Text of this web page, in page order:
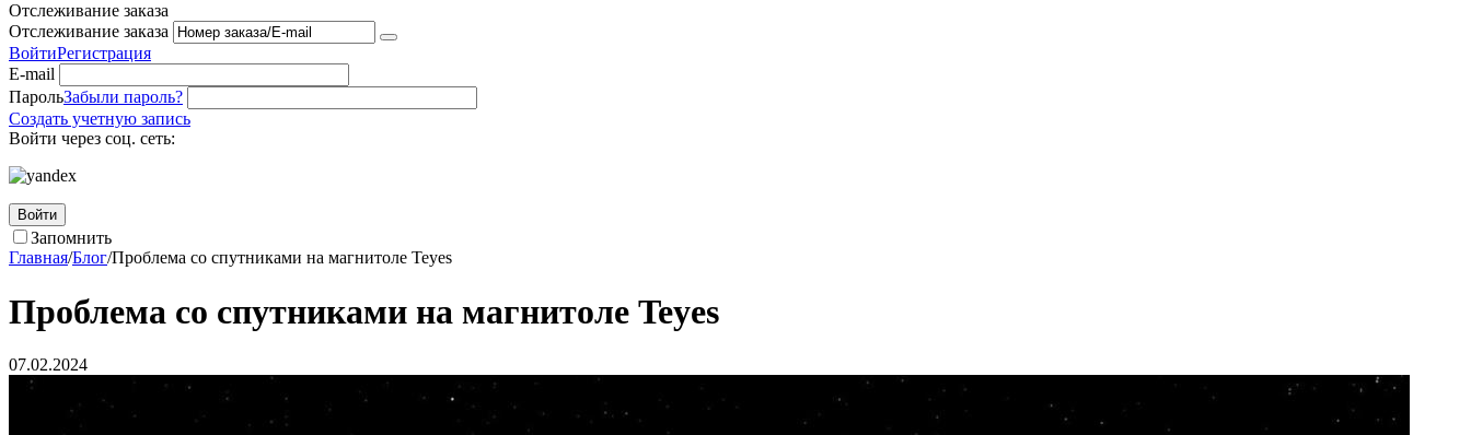
Отслеживание заказа
Отслеживание заказа
ВойтиРегистрация
E-mail
ПарольЗабыли пароль?
Создать учетную запись
Войти через соц. сеть:
Войти
Запомнить
Главная/Блог/Проблема со спутниками на магнитоле Teyes
Проблема со спутниками на магнитоле Teyes
07.02.2024